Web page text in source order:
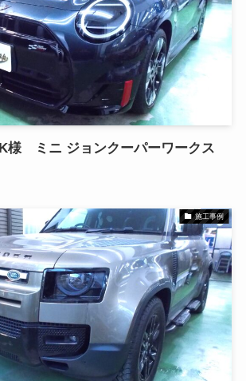
ミニ ジョンクーパーワークス
施工事例